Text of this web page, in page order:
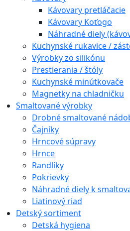
Kávovary pretláčacie
Kávovary Koťogo
Náhradné diely
Kuchynské rukavice /
Výrobky zo silikónu
Prestierania / štóly
Kuchynské minútkovače
Magnetky na chladničku
Smaltované výrobky
Drobné smaltované
Čajníky
Hrncové súpravy
Hrnce
Randlíky
Pokrievky
Náhradné diely k
Liatinový riad
Detský sortiment
Detská hygiena